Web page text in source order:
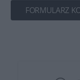
FORMULARZ